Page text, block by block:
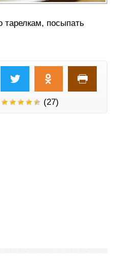
тарелкам, посыпать
(27)